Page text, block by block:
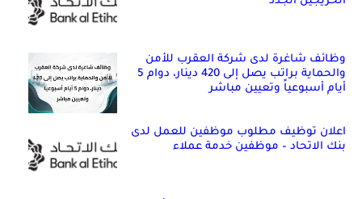
وظائف شاغرة لدى شركة العقرب للأمن
والحماية براتب يصل إلى 420 دينار، دوام 5
أيام أسبوعياً وتعيين مباشر
اعلان توظيف مطلوب موظفين للعمل لدى
بنك الاتحاد – موظفين خدمة عملاء